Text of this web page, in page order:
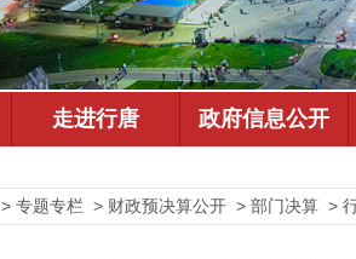
> 专题专栏 > 财政预决算公开 > 部门决算 >